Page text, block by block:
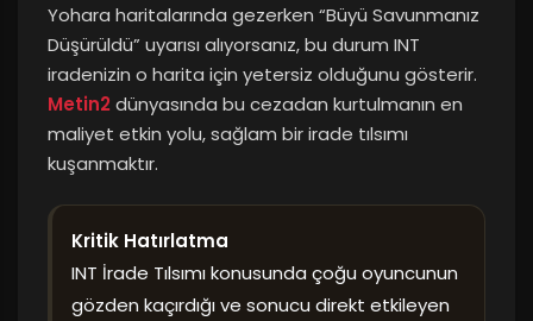
Yohara haritalarında gezerken “Büyü Savunmanız
Düşürüldü” uyarısı alıyorsanız, bu durum INT
iradenizin o harita için yetersiz olduğunu gösterir.
Metin2dünyasında bu cezadan kurtulmanın en
maliyet etkin yolu, sağlam bir irade tılsımı
kuşanmaktır.
Kritik Hatırlatma
INT İrade Tılsımı konusunda çoğu oyuncunun
gözden kaçırdığı ve sonucu direkt etkileyen